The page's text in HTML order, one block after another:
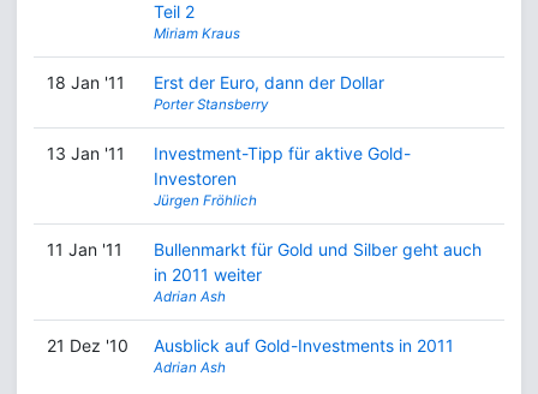
Teil 2
Miriam Kraus
18 Jan '11 Erst der Euro, dann der Dollar
Porter Stansberry
13 Jan '11
Investment-Tipp für aktive Gold-
Investoren
Jürgen Fröhlich
11 Jan '11
Bullenmarkt für Gold und Silber geht auch
in 2011 weiter
Adrian Ash
21 Dez '10 Ausblick auf Gold-Investments in 2011
Adrian Ash